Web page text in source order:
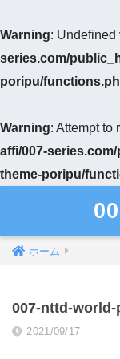
Warning: Undefined
series.com/
poripu/
Warning: Attempt to
affi/007-
theme-poripu/
ホーム
007-nttd-
2021/09/17